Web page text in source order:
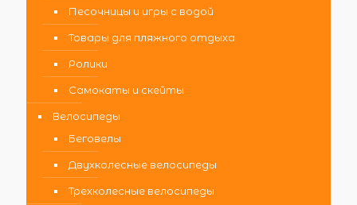
Песочницы и игры с водой
Товары для пляжного отдыха
Ролики
Самокаты и скейты
Велосипеды
Беговелы
Двухколесные велосипеды
Трехколесные велосипеды